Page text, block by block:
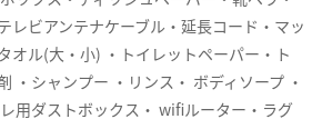
レビアンテナケーブル・延長コード・マッ
オル(大・小) ・トイレットペーパー・ト
・シャンプー ・リンス・ ボディソープ ・
用ダストボックス・ wifiルーター・ラグ